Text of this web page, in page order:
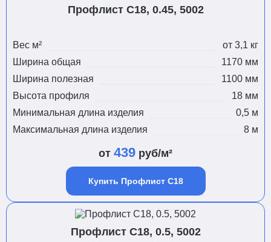
Профлист С18, 0.45, 5002
Вес м²
от 3,1 кг
Ширина общая
1170 мм
Ширина полезная
1100 мм
Высота профиля
18 мм
Минимальная длина изделия
0,5 м
Максимальная длина изделия
8 м
от 439 руб/м²
Купить Профлист С18
Профлист С18, 0.5, 5002